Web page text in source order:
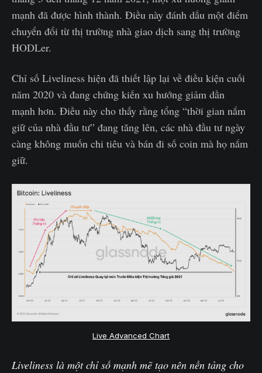
mạnh đã được hình thành. Điều này đánh dấu một điểm
chuyển đổi từ thị trường nhà giao dịch sang thị trường
HODLer.
Chỉ số Liveliness hiện đã thiết lập lại về điều kiện cuối
năm 2020 và đang chứng kiến xu hướng giảm dần
mạnh hơn. Điều này cho thấy rằng tổng “thời gian nắm
giữ của nhà đầu tư” đang tăng lên, các nhà đầu tư ngày
càng không muốn chi tiêu và bán đi số coin mà họ nắm
giữ.
Live Advanced Chart
Liveliness là một chỉ số mạnh mẽ tạo nên nền tảng cho